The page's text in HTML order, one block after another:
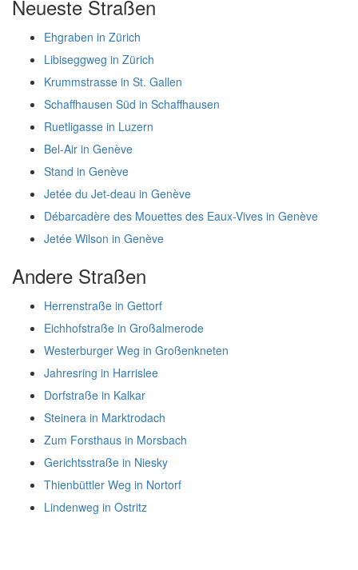
Neueste Straßen
Ehgraben in Zürich
Libiseggweg in Zürich
Krummstrasse in St. Gallen
Schaffhausen Süd in Schaffhausen
Ruetligasse in Luzern
Bel-Air in Genève
Stand in Genève
Jetée du Jet-deau in Genève
Débarcadère des Mouettes des Eaux-Vives in Genève
Jetée Wilson in Genève
Andere Straßen
Herrenstraße in Gettorf
Eichhofstraße in Großalmerode
Westerburger Weg in Großenkneten
Jahresring in Harrislee
Dorfstraße in Kalkar
Steinera in Marktrodach
Zum Forsthaus in Morsbach
Gerichtsstraße in Niesky
Thienbüttler Weg in Nortorf
Lindenweg in Ostritz